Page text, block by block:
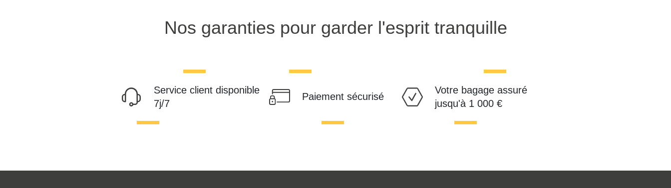
Nos garanties pour garder l'esprit tranquille
Service client disponible
7j/7
Paiement sécurisé
Votre bagage assuré
jusqu'à 1 000 €